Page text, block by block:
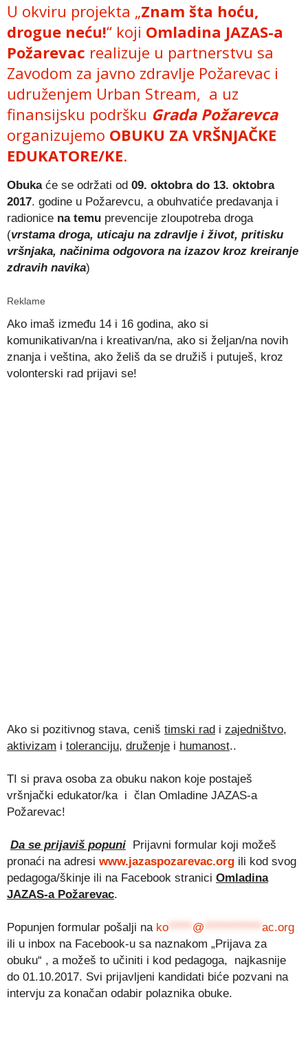
U okviru projekta „Znam šta hoću,
drogue neću!“ koji Omladina JAZAS-a
Požarevac realizuje u partnerstvu sa
Zavodom za javno zdravlje Požarevac i
udruženjem Urban Stream, a uz
finansijsku podršku Grada Požarevca
organizujemo OBUKU ZA VRŠNJAČKE
EDUKATORE/KE.
Obukaće se održati od 09. oktobra do 13. oktobra
2017. godine u Požarevcu, a obuhvatiće predavanja i
radionice na temu prevencije zloupotreba droga
(vrstama droga, uticaju na zdravlje i život, pritisku
vršnjaka, načinima odgovora na izazov kroz kreiranje
zdravih navika)
Reklame
Ako imaš između 14 i 16 godina, ako si
komunikativan/na i kreativan/na, ako si željan/na novih
znanja i veština, ako želiš da se družiš i putuješ, kroz
volonterski rad prijavi se!
Ako si pozitivnog stava, ceniš timski rad i zajedništvo,
aktivizam i toleranciju, druženje i humanost..
TI si prava osoba za obuku nakon koje postaješ
vršnjački edukator/ka i član Omladine JAZAS-a
Požarevac!
Da se prijaviš popuni Prijavni formular koji možeš
pronaći na adresi www.jazaspozarevac.org ili kod svog
pedagoga/škinje ili na Facebook stranici Omladina
JAZAS-a Požarevac.
Popunjen formular pošalji na ko***** @ ************ ac.org
ili u inbox na Facebook-u sa naznakom „Prijava za
obuku“ , a možeš to učiniti i kod pedagoga, najkasnije
do 01.10.2017. Svi prijavljeni kandidati biće pozvani na
intervju za konačan odabir polaznika obuke.